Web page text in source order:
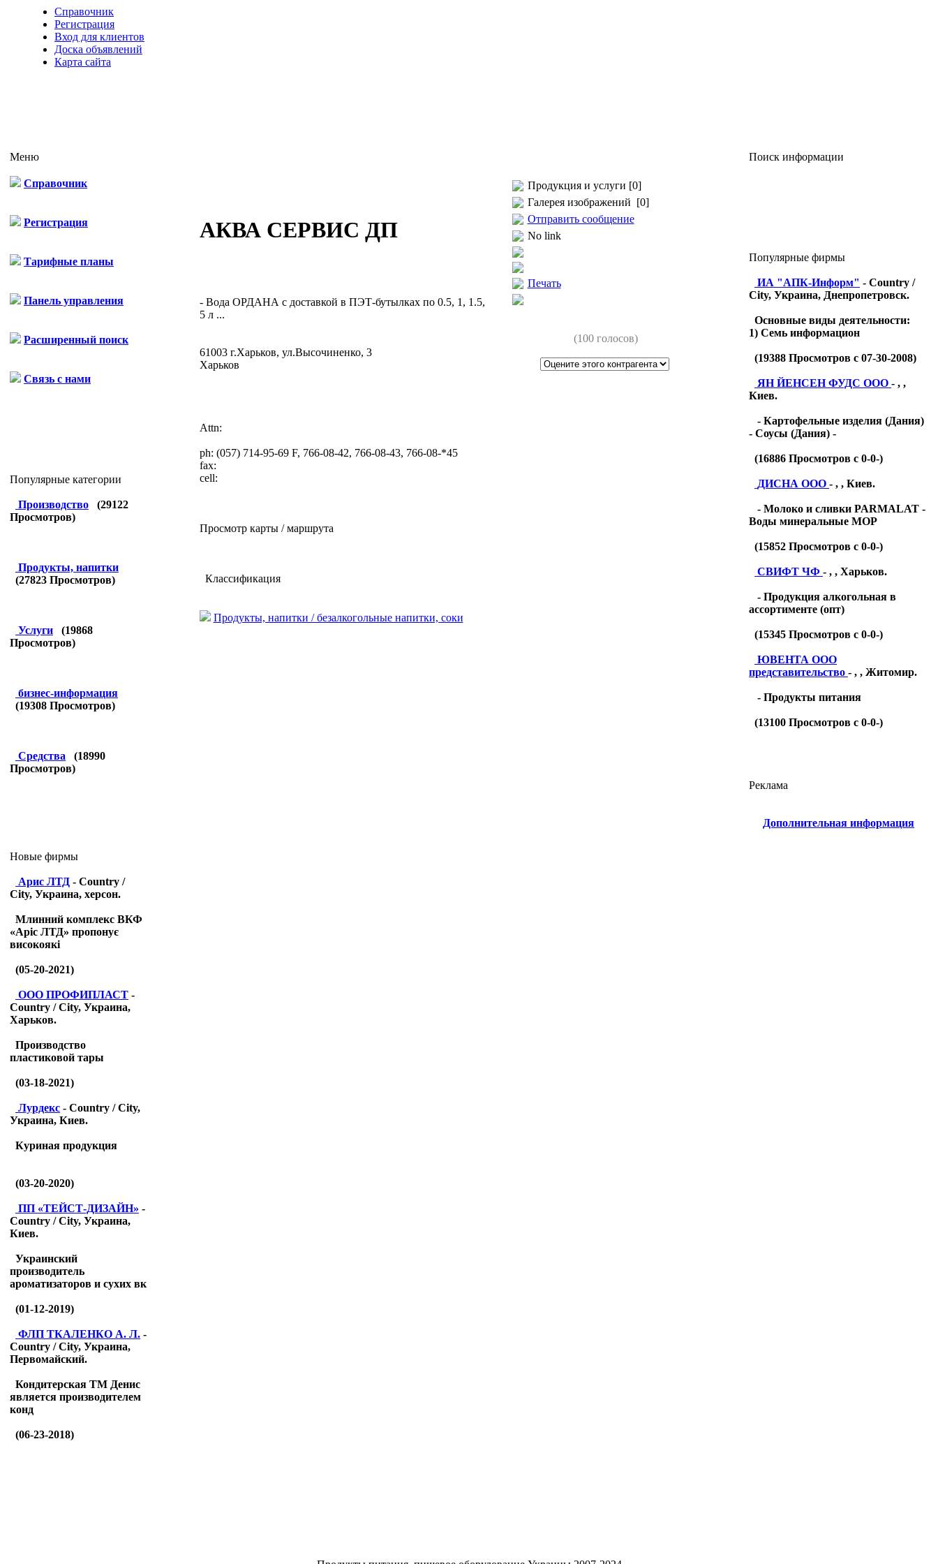
Справочник
Регистрация
Вход для клиентов
Доска объявлений
Карта сайта
Меню
Справочник
Регистрация
Тарифные планы
Панель управления
Расширенный поиск
Связь с нами
Популярные категории
Производство (29122
Просмотров)
Продукты, напитки
(27823 Просмотров)
Услуги (19868
Просмотров)
бизнес-информация
(19308 Просмотров)
Средства (18990
Просмотров)
Новые фирмы
Арис ЛТД - Country /
City, Украина, херсон.
Млинний комплекс ВКФ
«Аріс ЛТД» пропонує
високоякі
(05-20-2021)
ООО ПРОФИПЛАСТ -
Country / City, Украина,
Харьков.
Производство
пластиковой тары
(03-18-2021)
Лурдекс - Country / City,
Украина, Киев.
Куриная продукция
(03-20-2020)
ПП «ТЕЙСТ-ДИЗАЙН» -
Country / City, Украина,
Киев.
Украинский
производитель
ароматизаторов и сухих вк
(01-12-2019)
ФЛП ТКАЛЕНКО А. Л. -
Country / City, Украина,
Первомайский.
Кондитерская ТМ Денис
является производителем
конд
(06-23-2018)
АКВА СЕРВИС ДП
- Вода ОРДАНА с доставкой в ПЭТ-бутылках по 0.5, 1, 1.5,
5 л ...
61003 г.Харьков, ул.Высочиненко, 3
Харьков
Attn:
ph: (057) 714-95-69 F, 766-08-42, 766-08-43, 766-08-*45
fax:
cell:
Просмотр карты / маршрута
Классификация
Продукты, напитки / безалкогольные напитки, соки
Продукция и услуги [0]
Галерея изображений [0]
Отправить сообщение
No link
Печать
(100 голосов)
Поиск информации
Популярные фирмы
ИА "АПК-Информ" - Country /
City, Украина, Днепропетровск.
Основные виды деятельности:
1) Семь информацион
(19388 Просмотров с 07-30-2008)
ЯН ЙЕНСЕН ФУДС ООО - , ,
Киев.
- Картофельные изделия (Дания)
- Соусы (Дания) -
(16886 Просмотров с 0-0-)
ДИСНА ООО - , , Киев.
- Молоко и сливки PARMALAT -
Воды минеральные МОР
(15852 Просмотров с 0-0-)
СВИФТ ЧФ - , , Харьков.
- Продукция алкогольная в
ассортименте (опт)
(15345 Просмотров с 0-0-)
ЮВЕНТА ООО
представительство - , , Житомир.
- Продукты питания
(13100 Просмотров с 0-0-)
Реклама
Дополнительная информация